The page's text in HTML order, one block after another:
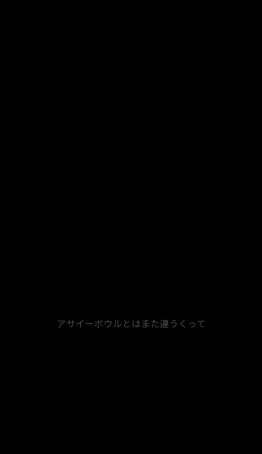
アサイーボウルとはまた違うくって